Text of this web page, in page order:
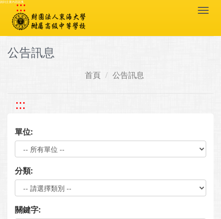
跳到主要內容區塊
:::
公告訊息
首頁 公告訊息
:::
單位:
分類:
關鍵字: